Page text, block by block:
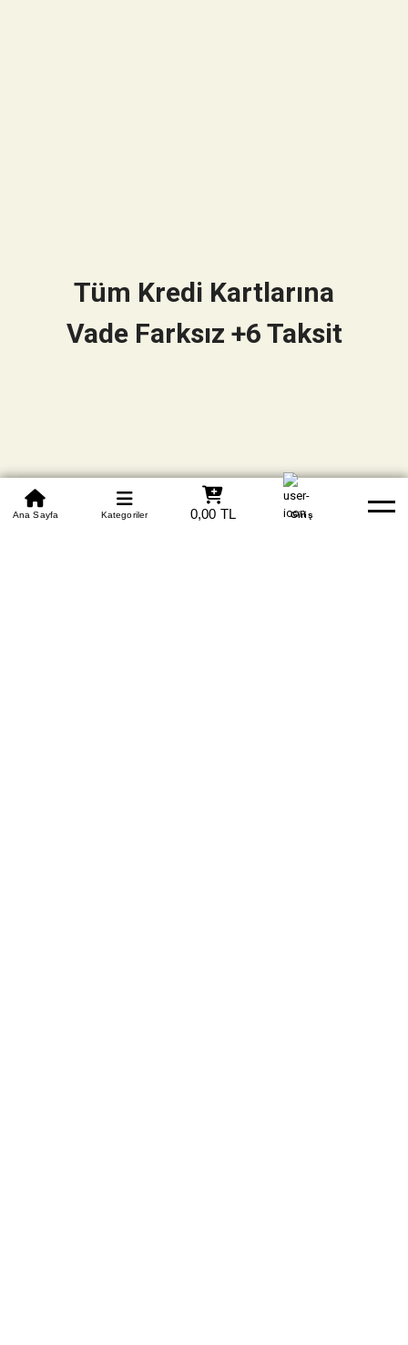
0850 305 09 70
Beden Tablosu Banka Hesapları Whatsapp Yardım
Ana Sayfa Kategoriler 0,00 TL Giriş
Tüm Kredi Kartlarına
Vade Farksız +6 Taksit